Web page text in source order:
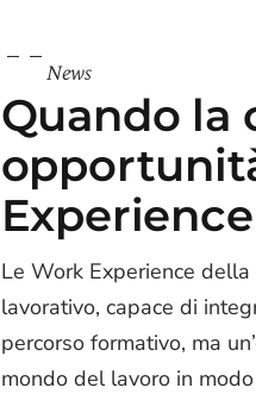
News
Quando la
Experience
Le Work Experience
lavorativo, capace di
percorso formativo, ma
mondo del lavoro in